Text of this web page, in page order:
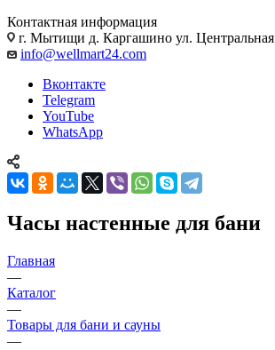
Контактная информация
г. Мытищи д. Каргашино ул. Центральная
info@wellmart24.com
Вконтакте
Telegram
YouTube
WhatsApp
Часы настенные для бани
Главная
—
Каталог
—
Товары для бани и сауны
—